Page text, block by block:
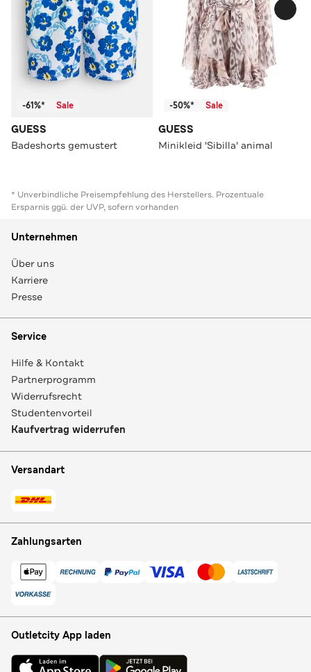
-61%* Sale
GUESS
Badeshorts gemustert
-50%* Sale
GUESS
Minikleid 'Sibilla' animal
* Unverbindliche Preisempfehlung des Herstellers. Prozentuale
Ersparnis ggü. der UVP, sofern vorhanden
Unternehmen
Über uns
Karriere
Presse
Service
Hilfe & Kontakt
Partnerprogramm
Widerrufsrecht
Studentenvorteil
Kaufvertrag widerrufen
Versandart
Zahlungsarten
Outletcity App laden